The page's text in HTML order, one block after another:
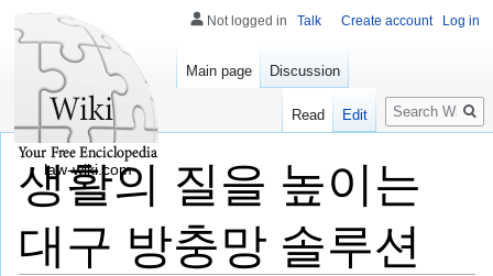
생활의 질을 높이는
대구 방충망 솔루션
Not logged in Talk Create account Log in
Main page Discussion
Read Edit
Search
law-wiki.com